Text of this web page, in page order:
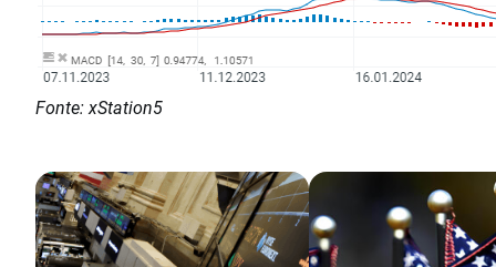
Fonte: xStation5